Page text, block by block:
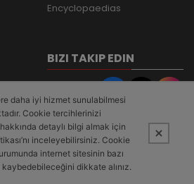
Encyclopaedias
BIZI TAKIP EDIN
daha iyi hizmet sunulabilmesi
Cookie tercihlerinizi
detaylı bilgi almak için
inceleyebilirsiniz. Cookie
internet sitesinin bazı
dikkate alınız.